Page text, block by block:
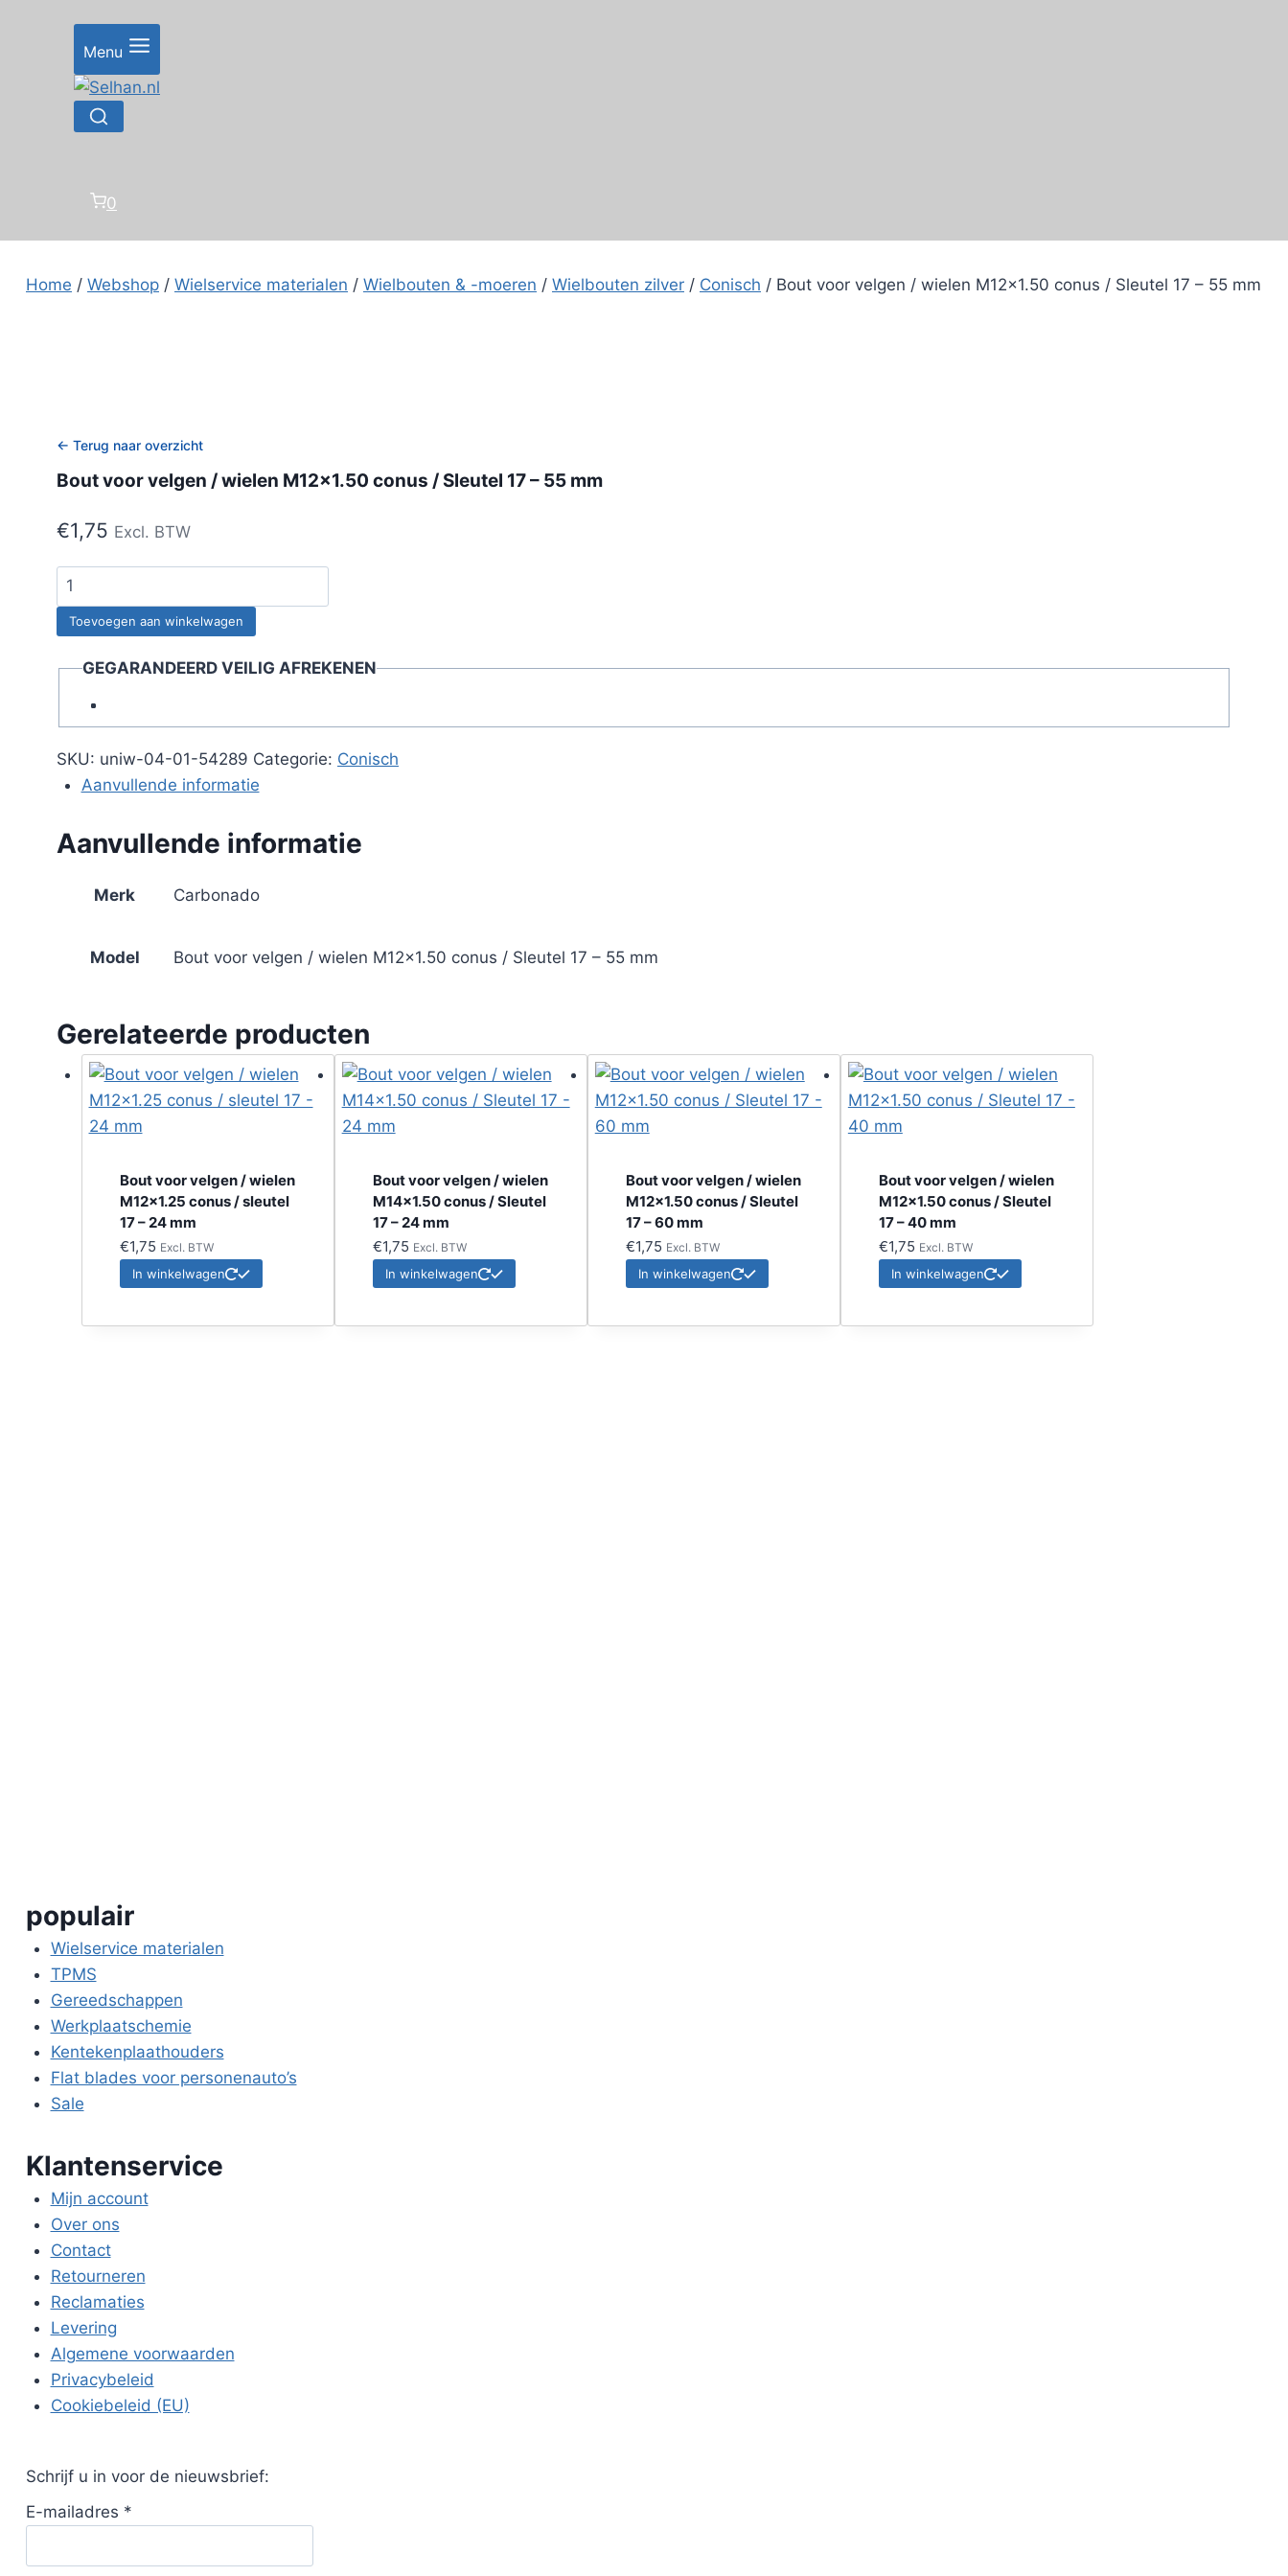
Menu
0
Home / Webshop / Wielservice materialen / Wielbouten & -moeren / Wielbouten zilver / Conisch / Bout voor velgen / wielen M12x1.50 conus / Sleutel 17 – 55 mm
← Terug naar overzicht
Bout voor velgen / wielen M12x1.50 conus / Sleutel 17 – 55 mm
€1,75 Excl. BTW
Bout
voor
velgen
wielen
M12x1.50
conus
/
Sleutel
-
Toevoegen aan winkelwagen
GEGARANDEERD VEILIG AFREKENEN
SKU: uniw-04-01-54289 Categorie: Conisch
Aanvullende informatie
Aanvullende informatie
Merk Carbonado
Model Bout voor velgen / wielen M12x1.50 conus / Sleutel 17 – 55 mm
Gerelateerde producten
Bout voor velgen / wielen
M12x1.25 conus / sleutel
17 – 24 mm
€1,75 Excl. BTW
In winkelwagen
Bout voor velgen / wielen
M14x1.50 conus / Sleutel
17 – 24 mm
€1,75 Excl. BTW
In winkelwagen
Bout voor velgen / wielen
M12x1.50 conus / Sleutel
17 – 60 mm
€1,75 Excl. BTW
In winkelwagen
Bout voor velgen / wielen
M12x1.50 conus / Sleutel
17 – 40 mm
€1,75 Excl. BTW
In winkelwagen
populair
Wielservice materialen
TPMS
Gereedschappen
Werkplaatschemie
Kentekenplaathouders
Flat blades voor personenauto’s
Sale
Klantenservice
Mijn account
Over ons
Contact
Retourneren
Reclamaties
Levering
Algemene voorwaarden
Privacybeleid
Cookiebeleid (EU)
Schrijf u in voor de nieuwsbrief:
E-mailadres *